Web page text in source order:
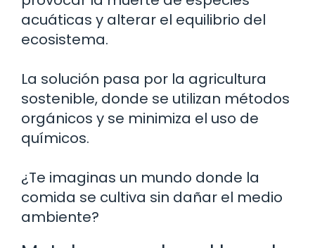
acuáticas y alterar el equilibrio del
ecosistema.
La solución pasa por la agricultura
sostenible, donde se utilizan métodos
orgánicos y se minimiza el uso de
químicos.
¿Te imaginas un mundo donde la
comida se cultiva sin dañar el medio
ambiente?